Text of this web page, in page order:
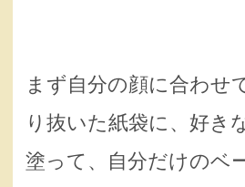
まず自分の顔に合わせ
り抜いた紙袋に、好き
塗って、自分だけのベ